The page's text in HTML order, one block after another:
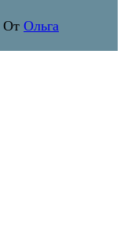
От Ольга